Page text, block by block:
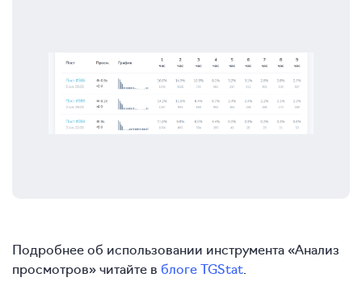
Подробнее об использовании инструмента «Анализ
просмотров» читайте в блоге TGStat.